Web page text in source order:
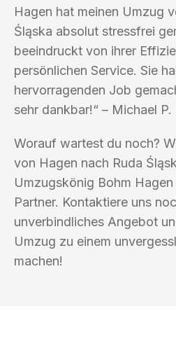
Hagen hat meinen Umzug
Śląska absolut stressfrei
beeindruckt von ihrer
persönlichen Service. Sie
hervorragenden Job
sehr dankbar!“ – Michael P.
Worauf wartest du noch?
von Hagen nach Ruda
Umzugskönig Bohm
Partner. Kontaktiere uns
unverbindliches Angebot
Umzug zu einem
machen!